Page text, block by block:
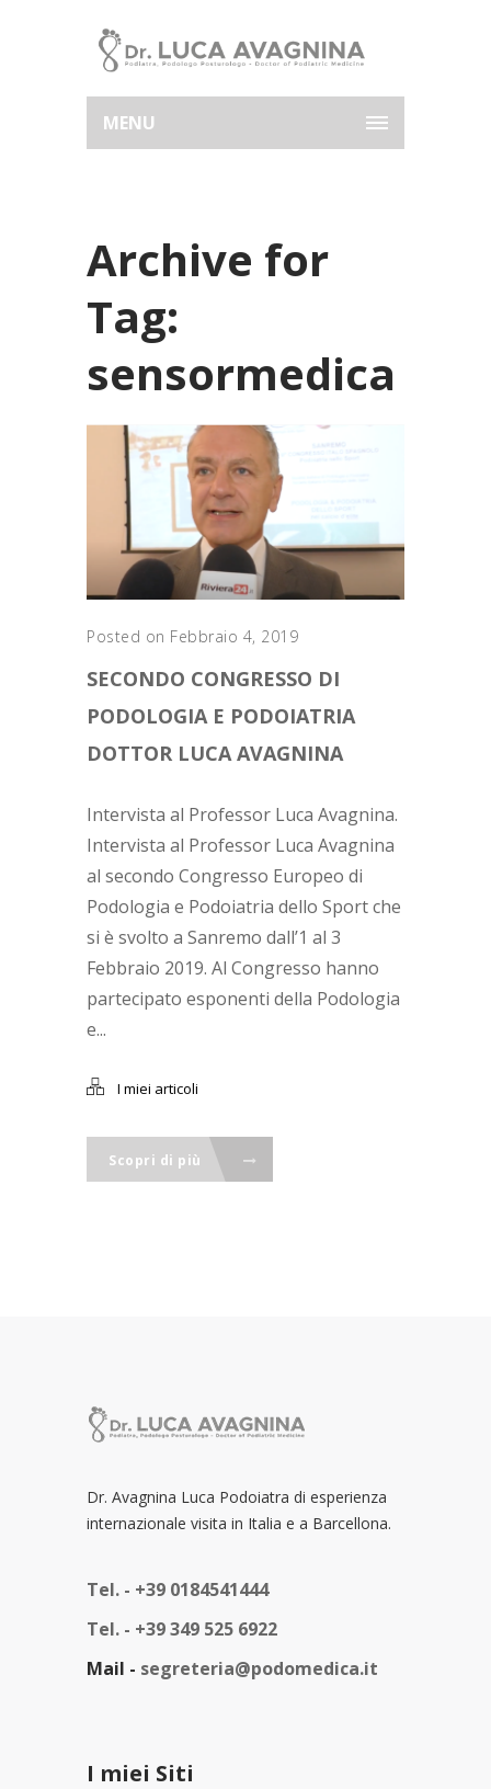
MENU
Archive for
Tag:
sensormedica
Posted on Febbraio 4, 2019
SECONDO CONGRESSO DI
PODOLOGIA E PODOIATRIA
DOTTOR LUCA AVAGNINA
Intervista al Professor Luca Avagnina.
Intervista al Professor Luca Avagnina
al secondo Congresso Europeo di
Podologia e Podoiatria dello Sport che
si è svolto a Sanremo dall’1 al 3
Febbraio 2019. Al Congresso hanno
partecipato esponenti della Podologia
e...
I miei articoli
Scopri di più
Dr. Avagnina Luca Podoiatra di esperienza
internazionale visita in Italia e a Barcellona.
Tel. - +39 0184541444
Tel. - +39 349 525 6922
Mail - segreteria@podomedica.it
I miei Siti